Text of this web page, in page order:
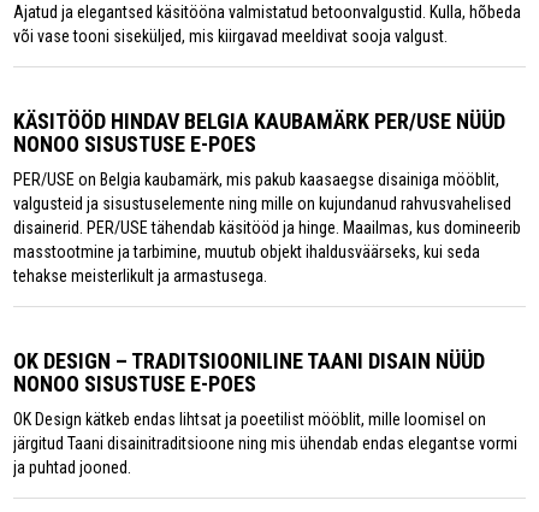
Ajatud ja elegantsed käsitööna valmistatud betoonvalgustid. Kulla, hõbeda
või vase tooni siseküljed, mis kiirgavad meeldivat sooja valgust.
KÄSITÖÖD HINDAV BELGIA KAUBAMÄRK PER/USE NÜÜD
NONOO SISUSTUSE E-POES
PER/USE on Belgia kaubamärk, mis pakub kaasaegse disainiga mööblit,
valgusteid ja sisustuselemente ning mille on kujundanud rahvusvahelised
disainerid. PER/USE tähendab käsitööd ja hinge. Maailmas, kus domineerib
masstootmine ja tarbimine, muutub objekt ihaldusväärseks, kui seda
tehakse meisterlikult ja armastusega.
OK DESIGN – TRADITSIOONILINE TAANI DISAIN NÜÜD
NONOO SISUSTUSE E-POES
OK Design kätkeb endas lihtsat ja poeetilist mööblit, mille loomisel on
järgitud Taani disainitraditsioone ning mis ühendab endas elegantse vormi
ja puhtad jooned.